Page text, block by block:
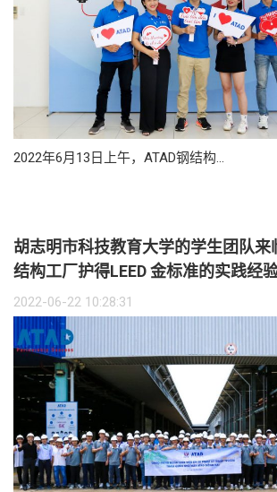
2022年6月13日上午，ATAD钢结构…
胡志明市科技教育大学的学生团队来
结构工厂护得LEED 金标准的实践经
2022-06-22 10:28:31